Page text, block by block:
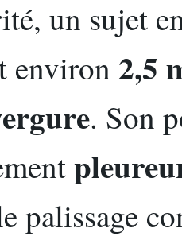
un sujet
environ 2,5
. Son
palissage